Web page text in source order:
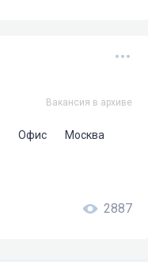
Вакансия в архиве
Офис Москва
2887